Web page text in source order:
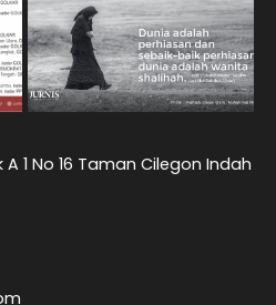
A 1 No 16 Taman Cilegon Indah